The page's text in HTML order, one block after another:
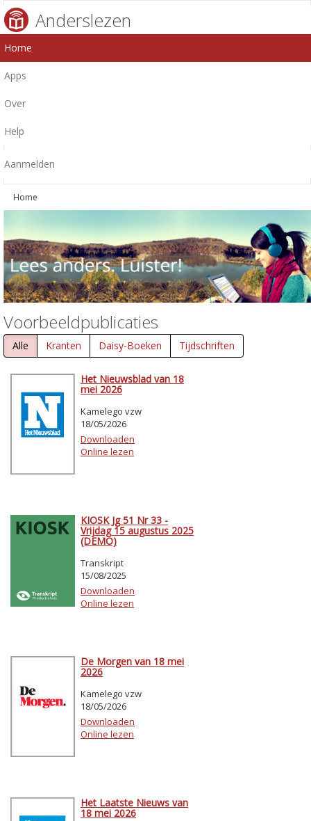
Anderslezen
Home
Apps
Over
Help
Aanmelden
Home
Voorbeeldpublicaties
Alle Kranten Daisy-Boeken Tijdschriften
Het Nieuwsblad van 18
mei 2026
Kamelego vzw
18/05/2026
Downloaden
Online lezen
KIOSK Jg 51 Nr 33 -
Vrijdag 15 augustus 2025
(DEMO)
Transkript
15/08/2025
Downloaden
Online lezen
De Morgen van 18 mei
2026
Kamelego vzw
18/05/2026
Downloaden
Online lezen
Het Laatste Nieuws van
18 mei 2026